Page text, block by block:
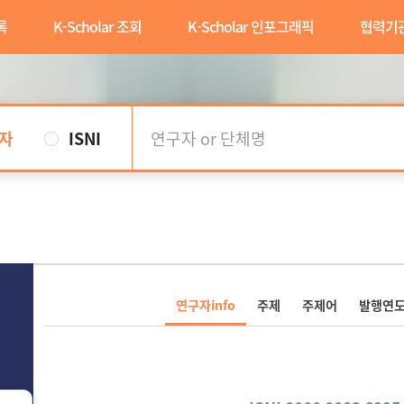
K-Scholar 조회 K-Scholar 인포그래픽 협력기
ISNI
연구자info 주제 주제어 발행연